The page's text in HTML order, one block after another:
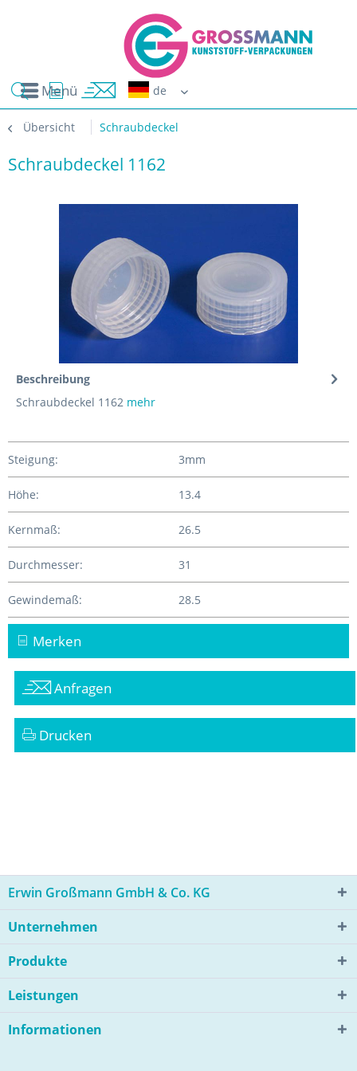
Menü
Übersicht Schraubdeckel
Schraubdeckel 1162
Beschreibung
Schraubdeckel 1162 mehr
Steigung: 3mm
Höhe: 13.4
Kernmaß: 26.5
Durchmesser: 31
Gewindemaß: 28.5
Merken
Anfragen
Drucken
Erwin Großmann GmbH & Co. KG
Unternehmen
Produkte
Leistungen
Informationen